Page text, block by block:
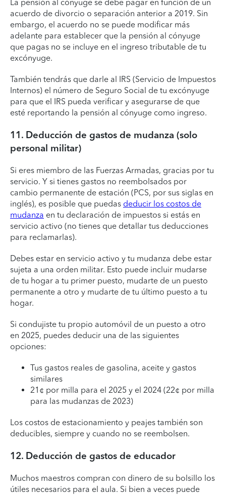
La pensión al cónyuge se debe pagar en función de un
acuerdo de divorcio o separación anterior a 2019. Sin
embargo, el acuerdo no se puede modificar más
adelante para establecer que la pensión al cónyuge
que pagas no se incluye en el ingreso tributable de tu
excónyuge.
También tendrás que darle al IRS (Servicio de Impuestos
Internos) el número de Seguro Social de tu excónyuge
para que el IRS pueda verificar y asegurarse de que
esté reportando la pensión al cónyuge como ingreso.
11. Deducción de gastos de mudanza (solo
personal militar)
Si eres miembro de las Fuerzas Armadas, gracias por tu
servicio. Y si tienes gastos no reembolsados por
cambio permanente de estación (PCS, por sus siglas en
inglés), es posible que puedas deducir los costos de
mudanza en tu declaración de impuestos si estás en
servicio activo (no tienes que detallar tus deducciones
para reclamarlas).
Debes estar en servicio activo y tu mudanza debe estar
sujeta a una orden militar. Esto puede incluir mudarse
de tu hogar a tu primer puesto, mudarte de un puesto
permanente a otro y mudarte de tu último puesto a tu
hogar.
Si condujiste tu propio automóvil de un puesto a otro
en 2025, puedes deducir una de las siguientes
opciones:
Tus gastos reales de gasolina, aceite y gastos
similares
21¢ por milla para el 2025 y el 2024 (22¢ por milla
para las mudanzas de 2023)
Los costos de estacionamiento y peajes también son
deducibles, siempre y cuando no se reembolsen.
12. Deducción de gastos de educador
Muchos maestros compran con dinero de su bolsillo los
útiles necesarios para el aula. Si bien a veces puede